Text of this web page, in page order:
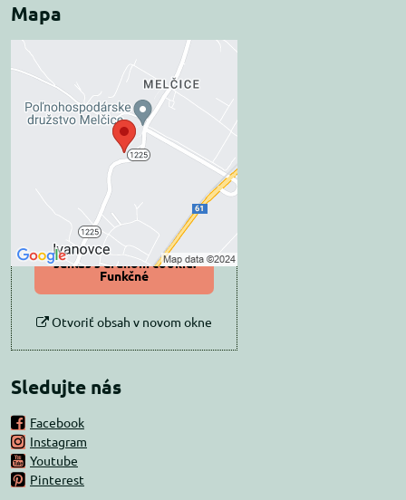
Mapa
Externý obsah je
blokovaný Voľbami
súkromia
Prajete si načítať externý obsah?
Povoliť tentokrát
Povoliť a zapamätať -
súhlas s druhom cookie:
Funkčné
Otvoriť obsah v novom okne
Sledujte nás
Facebook
Instagram
Youtube
Pinterest